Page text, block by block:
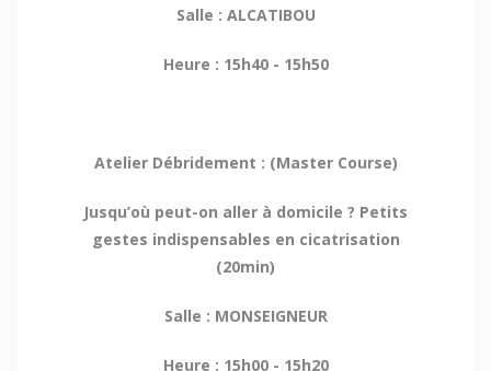
Salle : ALCATIBOU
Heure : 15h40 - 15h50
Atelier Débridement : (Master Course)
Jusqu’où peut-on aller à domicile ? Petits
gestes indispensables en cicatrisation
(20min)
Salle : MONSEIGNEUR
Heure : 15h00 - 15h20